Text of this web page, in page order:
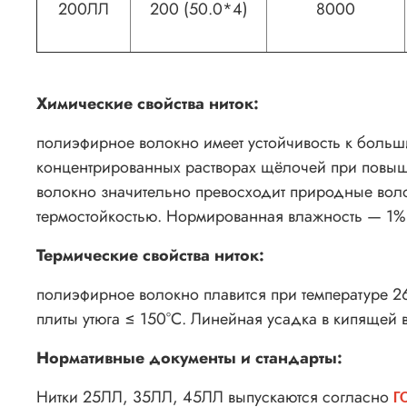
200ЛЛ 200 (50.0*4) 8000
Химические свойства ниток:
полиэфирное волокно имеет устойчивость к
концентрированных растворах щёлочей при
волокно значительно превосходит природные
термостойкостью. Нормированная влажность —
Термические свойства ниток:
полиэфирное волокно плавится при температуре
плиты утюга ≤ 150°С. Линейная усадка в кипящей
Нормативные документы и стандарты:
Нитки 25ЛЛ, 35ЛЛ, 45ЛЛ выпускаются согласно